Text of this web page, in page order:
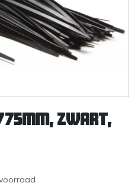
zwart,